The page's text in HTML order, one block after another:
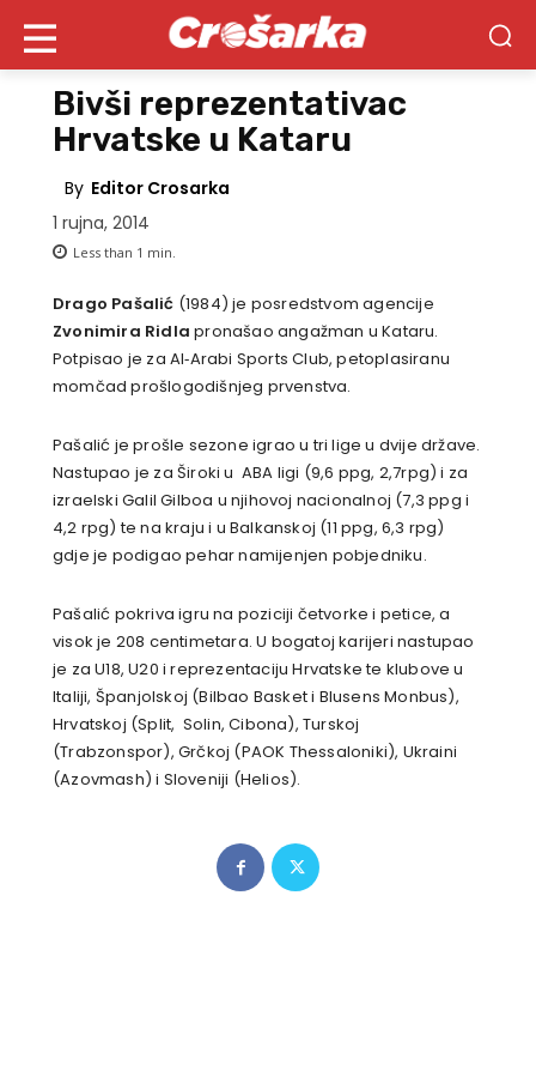
Bivši reprezentativac
Hrvatske u Kataru
By Editor Crosarka
1 rujna, 2014
Less than 1 min.
Drago Pašalić (1984) je posredstvom agencije
Zvonimira Ridla pronašao angažman u Kataru.
Potpisao je za Al‐Arabi Sports Club, petoplasiranu
momčad prošlogodišnjeg prvenstva.
Pašalić je prošle sezone igrao u tri lige u dvije države.
Nastupao je za Široki u ABA ligi (9,6 ppg, 2,7rpg) i za
izraelski Galil Gilboa u njihovoj nacionalnoj (7,3 ppg i
4,2 rpg) te na kraju i u Balkanskoj (11 ppg, 6,3 rpg)
gdje je podigao pehar namijenjen pobjedniku.
Pašalić pokriva igru na poziciji četvorke i petice, a
visok je 208 centimetara. U bogatoj karijeri nastupao
je za U18, U20 i reprezentaciju Hrvatske te klubove u
Italiji, Španjolskoj (Bilbao Basket i Blusens Monbus),
Hrvatskoj (Split, Solin, Cibona), Turskoj
(Trabzonspor), Grčkoj (PAOK Thessaloniki), Ukraini
(Azovmash) i Sloveniji (Helios).